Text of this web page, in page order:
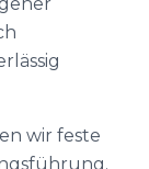
wir feste